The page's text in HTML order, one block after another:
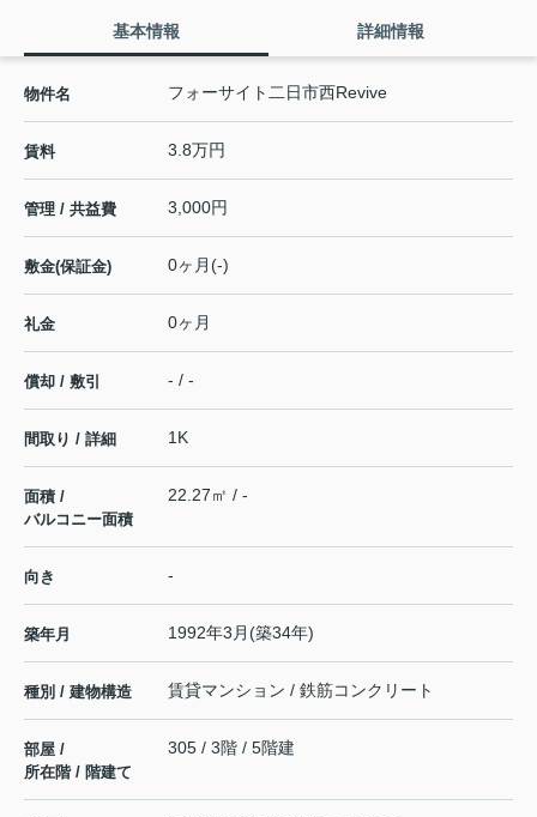
基本情報 詳細情報
物件名 フォーサイト二日市西Revive
賃料 3.8万円
管理 / 共益費 3,000円
敷金(保証金) 0ヶ月(-)
礼金 0ヶ月
償却 / 敷引 - / -
間取り / 詳細 1K
面積 /
バルコニー面積
22.27㎡ / -
向き -
築年月 1992年3月(築34年)
種別 / 建物構造 賃貸マンション / 鉄筋コンクリート
部屋 /
所在階 / 階建て
305 / 3階 / 5階建